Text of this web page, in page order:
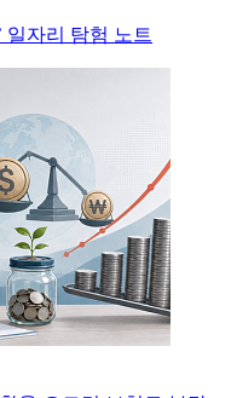
일자리 탐험 노트